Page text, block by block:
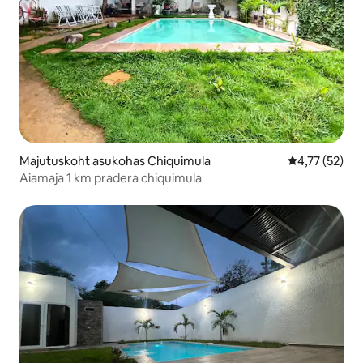
Majutuskoht asukohas Chiquimula Keskmine
4,77 (52)
Aiamaja 1 km pradera chiquimula